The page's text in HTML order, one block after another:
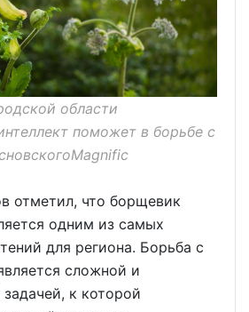
области
поможет в борьбе с
отметил, что борщевик
одним из самых
для региона. Борьба с
сложной и
к которой